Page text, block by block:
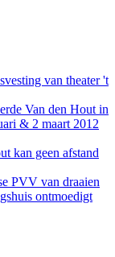
van theater 't
Van den Hout in
& 2 maart 2012
kan geen afstand
PVV van draaien
ontmoedigt